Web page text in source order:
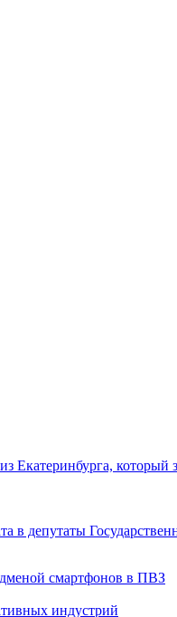
Екатеринбурга, который
в депутаты
смартфонов в ПВЗ
индустрий